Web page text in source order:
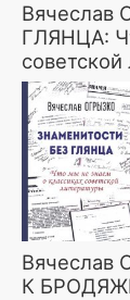
ГЛЯНЦА:
советской
К